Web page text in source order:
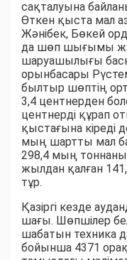
сақталуына
Өткен қыста мал
Жәнібек, Бөкей
да шөп шығымы
шаруашылығы
орынбасары
былтыр шөптің
3,4 центнерден
центнерді құрап
қыстағына кіреді
мың шартты мал
298,4 мың
жылдан қалған
тұр.
Қазіргі кезде
шағы. Шөпшілер
шабатын техника
бойынша 4371